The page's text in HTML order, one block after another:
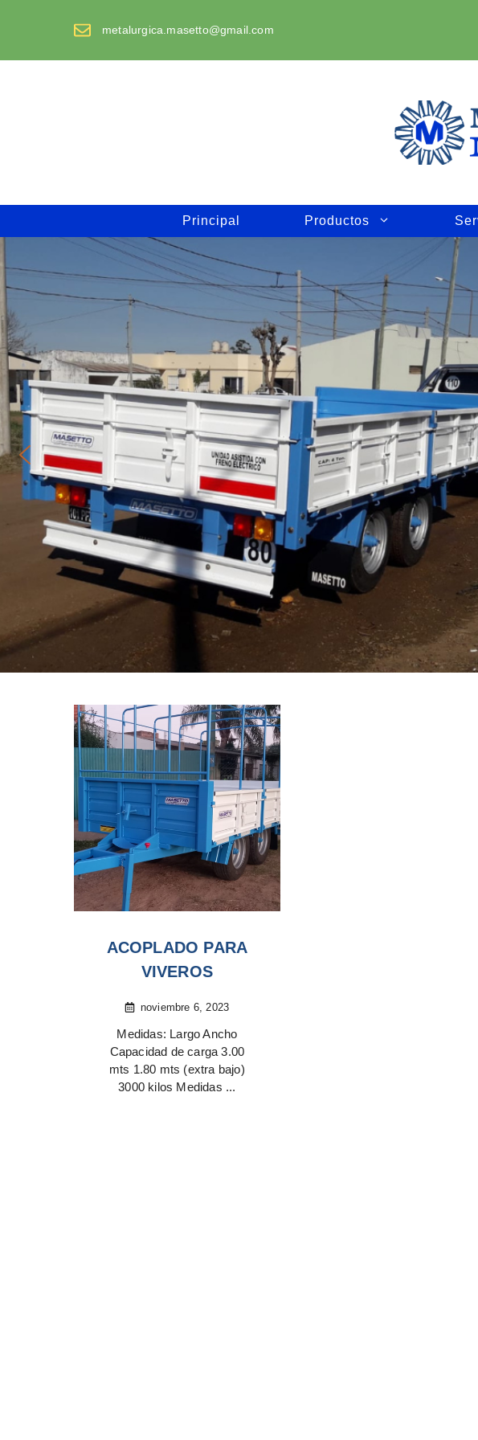
metalurgica.masetto@gmail.com
Principal Productos
ACOPLADO PARA
VIVEROS
noviembre 6, 2023
Medidas: Largo Ancho
Capacidad de carga 3.00
mts 1.80 mts (extra bajo)
3000 kilos Medidas ...